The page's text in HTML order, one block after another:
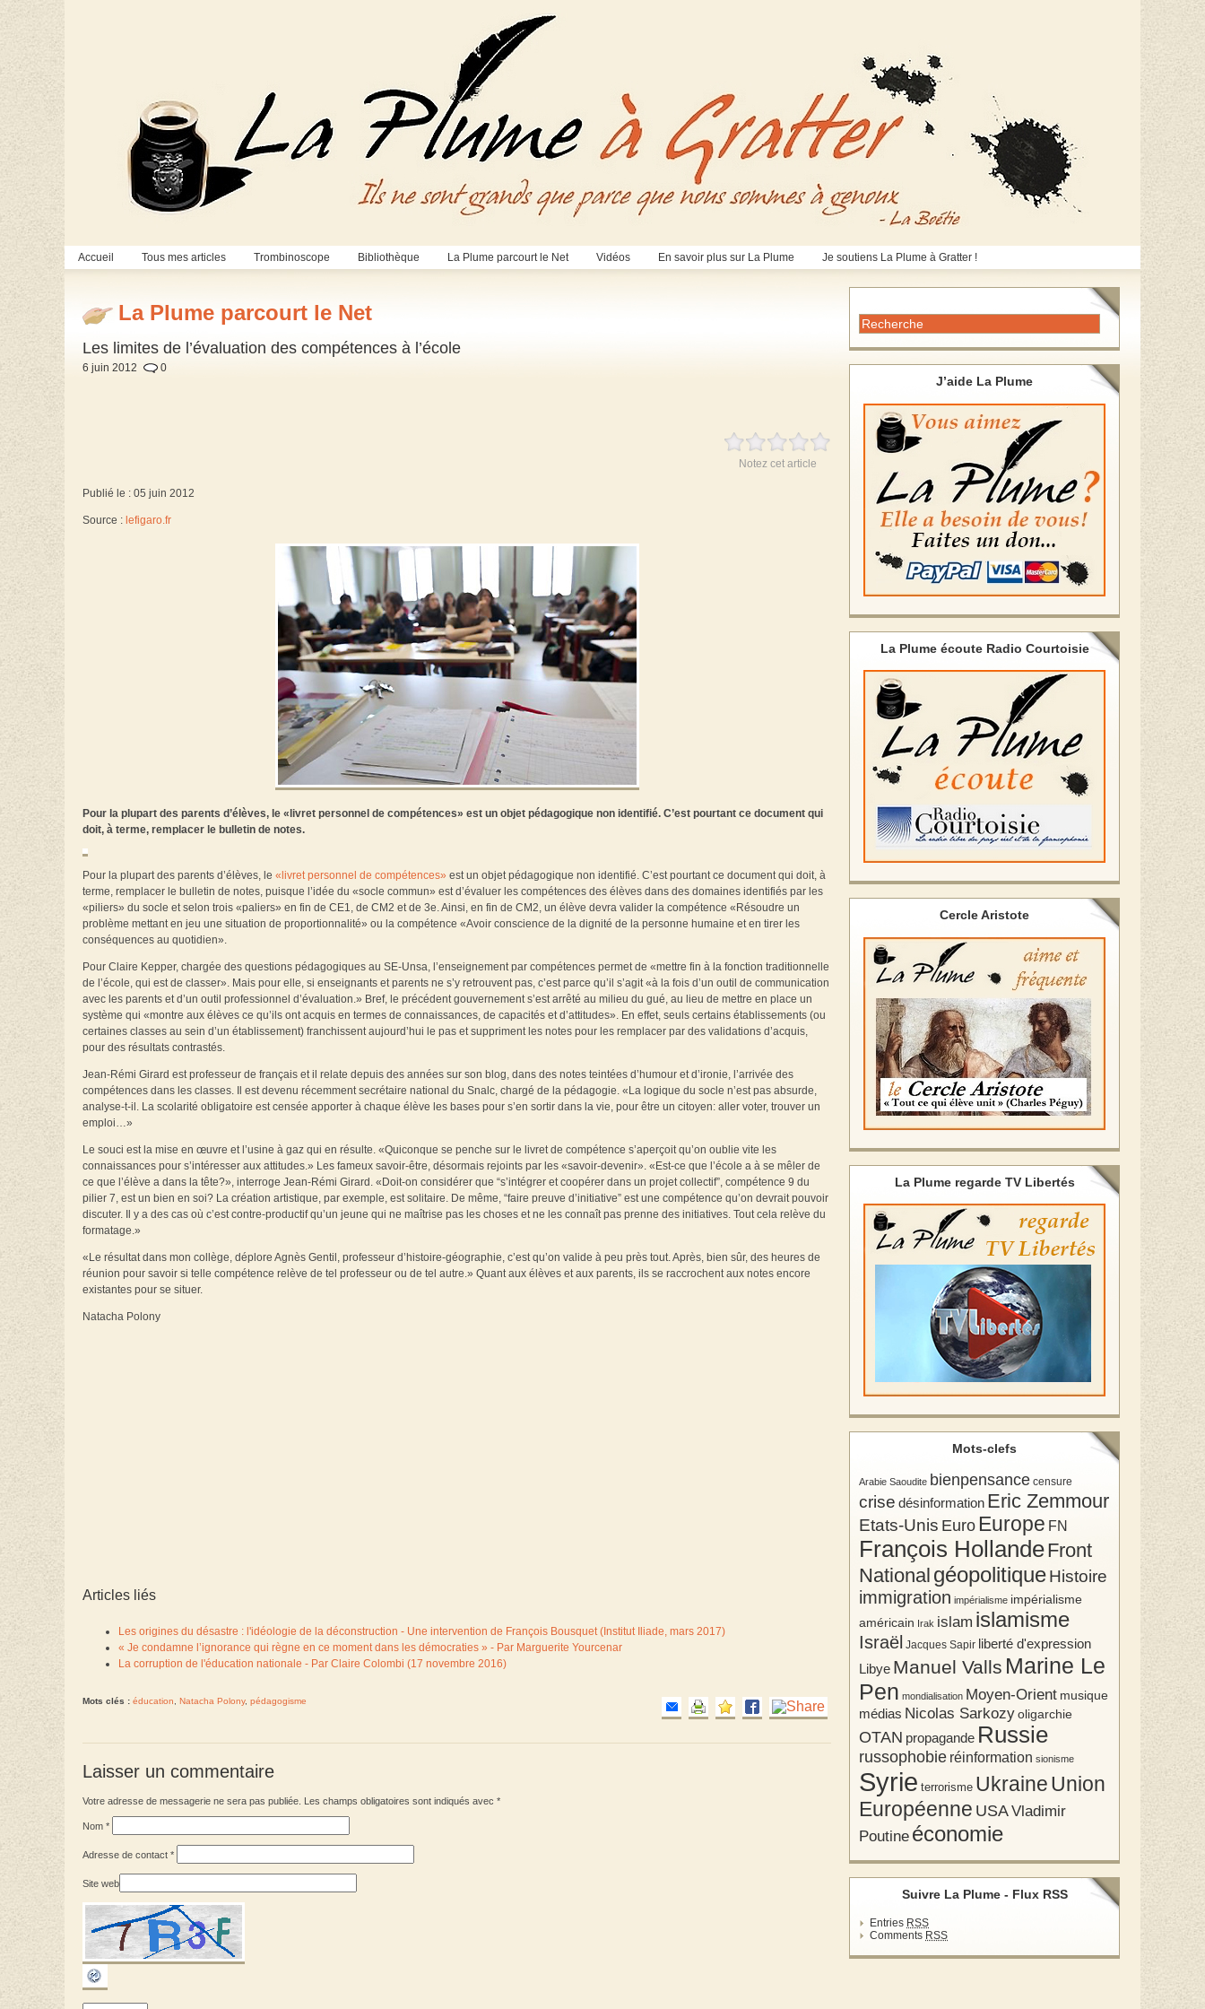
Accueil Tous mes articles Trombinoscope Bibliothèque La Plume parcourt le Net Vidéos En savoir plus sur La Plume Je soutiens La Plume à Gratter !
La Plume parcourt le Net
Les limites de l’évaluation des compétences à l’école
6 juin 2012 0
Notez cet article
Publié le : 05 juin 2012
Source : lefigaro.fr
Pour la plupart des parents d’élèves, le «livret personnel de compétences» est un objet pédagogique non identifié. C’est pourtant ce document qui
doit, à terme, remplacer le bulletin de notes.
Pour la plupart des parents d’élèves, le «livret personnel de compétences» est un objet pédagogique non identifié. C’est pourtant ce document qui doit, à
terme, remplacer le bulletin de notes, puisque l’idée du «socle commun» est d’évaluer les compétences des élèves dans des domaines identifiés par les
«piliers» du socle et selon trois «paliers» en fin de CE1, de CM2 et de 3e. Ainsi, en fin de CM2, un élève devra valider la compétence «Résoudre un
problème mettant en jeu une situation de proportionnalité» ou la compétence «Avoir conscience de la dignité de la personne humaine et en tirer les
conséquences au quotidien».
Pour Claire Kepper, chargée des questions pédagogiques au SE-Unsa, l’enseignement par compétences permet de «mettre fin à la fonction traditionnelle
de l’école, qui est de classer». Mais pour elle, si enseignants et parents ne s’y retrouvent pas, c’est parce qu’il s’agit «à la fois d’un outil de communication
avec les parents et d’un outil professionnel d’évaluation.» Bref, le précédent gouvernement s’est arrêté au milieu du gué, au lieu de mettre en place un
système qui «montre aux élèves ce qu’ils ont acquis en termes de connaissances, de capacités et d’attitudes». En effet, seuls certains établissements (ou
certaines classes au sein d’un établissement) franchissent aujourd’hui le pas et suppriment les notes pour les remplacer par des validations d’acquis,
pour des résultats contrastés.
Jean-Rémi Girard est professeur de français et il relate depuis des années sur son blog, dans des notes teintées d’humour et d’ironie, l’arrivée des
compétences dans les classes. Il est devenu récemment secrétaire national du Snalc, chargé de la pédagogie. «La logique du socle n’est pas absurde,
analyse-t-il. La scolarité obligatoire est censée apporter à chaque élève les bases pour s’en sortir dans la vie, pour être un citoyen: aller voter, trouver un
emploi…»
Le souci est la mise en œuvre et l’usine à gaz qui en résulte. «Quiconque se penche sur le livret de compétence s’aperçoit qu’on oublie vite les
connaissances pour s’intéresser aux attitudes.» Les fameux savoir-être, désormais rejoints par les «savoir-devenir». «Est-ce que l’école a à se mêler de
ce que l’élève a dans la tête?», interroge Jean-Rémi Girard. «Doit-on considérer que “s’intégrer et coopérer dans un projet collectif”, compétence 9 du
pilier 7, est un bien en soi? La création artistique, par exemple, est solitaire. De même, “faire preuve d’initiative” est une compétence qu’on devrait pouvoir
discuter. Il y a des cas où c’est contre-productif qu’un jeune qui ne maîtrise pas les choses et ne les connaît pas prenne des initiatives. Tout cela relève du
formatage.»
«Le résultat dans mon collège, déplore Agnès Gentil, professeur d’histoire-géographie, c’est qu’on valide à peu près tout. Après, bien sûr, des heures de
réunion pour savoir si telle compétence relève de tel professeur ou de tel autre.» Quant aux élèves et aux parents, ils se raccrochent aux notes encore
existantes pour se situer.
Natacha Polony
Articles liés
Les origines du désastre : l'idéologie de la déconstruction - Une intervention de François Bousquet (Institut Iliade, mars 2017)
« Je condamne l’ignorance qui règne en ce moment dans les démocraties » - Par Marguerite Yourcenar
La corruption de l'éducation nationale - Par Claire Colombi (17 novembre 2016)
Mots clés : éducation Natacha Polony, pédagogisme
Laisser un commentaire
Votre adresse de messagerie ne sera pas publiée. Les champs obligatoires sont indiqués avec *
Nom *
Adresse de contact *
Site web
J’aide La Plume
La Plume écoute Radio Courtoisie
Cercle Aristote
La Plume regarde TV Libertés
Mots-clefs
Arabie Saoudite bienpensance censure
crise désinformation Eric Zemmour
Etats-Unis Euro Europe FN
François HollandeFront
National géopolitiqueHistoire
immigration impérialisme impérialisme
américain Irak islam islamisme
Israël Jacques Sapir liberté d'expression
Libye Manuel Valls Marine Le
Pen mondialisation Moyen-Orient musique
médias Nicolas Sarkozyoligarchie
OTAN propagande Russie
russophobie réinformation sionisme
Syrie terrorisme Ukraine Union
Européenne USAVladimir
Poutine économie
Suivre La Plume - Flux RSS
Entries RSS
Comments RSS